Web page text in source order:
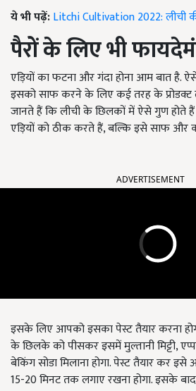
ये भी पढ़ें:Litchi Cultivation 2022: लीची
पैरों के लिए भी
एड़ियों का फटना और गंदा होना आम बात है.
इसको साफ करने के लिए कई तरह के प्रोडक्ट
जानते हैं कि लीची के छिलकों में ऐसे गुण होते
एड़ियों को ठीक करते हैं, बल्कि इसे साफ और
ADVERTISEMENT
इसके लिए आपको इसका पेस्ट तैयार करना
के छिलके को पीसकर इसमें मुल्तानी मिट्टी,
बेकिंग सोडा मिलाना होगा. पेस्ट तैयार कर
15-20 मिनट तक लगाए रखना होगा. इसके